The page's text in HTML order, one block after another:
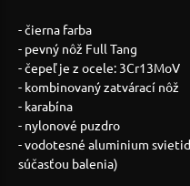
- čierna farba
- pevný nôž Full Tang
- čepeľ je z ocele: 3Cr13MoV
- kombinovaný zatvárací nôž
- karabína
- nylonové puzdro
- vodotesné aluminium
súčasťou balenia)